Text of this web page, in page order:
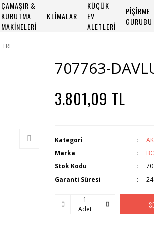
ÇAMAŞIR &
KURUTMA
MAKİNELERİ
KLİMALAR
KÜÇÜK
EV
ALETLERİ
PİŞİRME
GURUBU
707763-
3.801,09 TL
Kategori
Marka
Stok Kodu
Garanti Süresi
Adet